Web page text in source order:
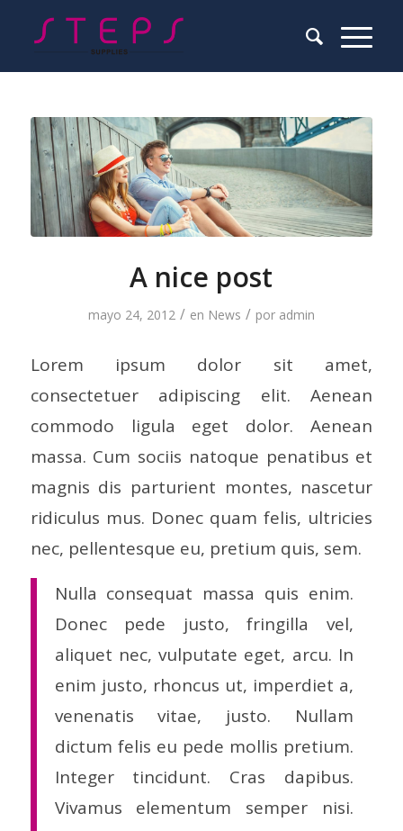
A nice post
mayo 24, 2012 / en News / por admin
Lorem ipsum dolor sit amet,
consectetuer adipiscing elit. Aenean
commodo ligula eget dolor. Aenean
massa. Cum sociis natoque penatibus et
magnis dis parturient montes, nascetur
ridiculus mus. Donec quam felis, ultricies
nec, pellentesque eu, pretium quis, sem.
Nulla consequat massa quis enim.
Donec pede justo, fringilla vel,
aliquet nec, vulputate eget, arcu. In
enim justo, rhoncus ut, imperdiet a,
venenatis vitae, justo. Nullam
dictum felis eu pede mollis pretium.
Integer tincidunt. Cras dapibus.
Vivamus elementum semper nisi.